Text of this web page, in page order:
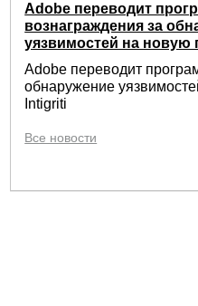
Adobe переводит
вознаграждения за
уязвимостей на
Adobe переводит
обнаружение
Intigriti
Все новости